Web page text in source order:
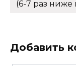
(6-7 раз
Добавить